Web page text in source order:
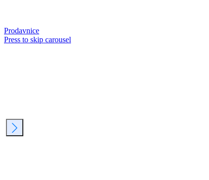
Prodavnice
Press to skip carousel